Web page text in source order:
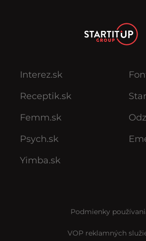
Interez.sk
Receptik.sk
Femm.sk
Psych.sk
Yimba.sk
Podmienky
VOP reklamných